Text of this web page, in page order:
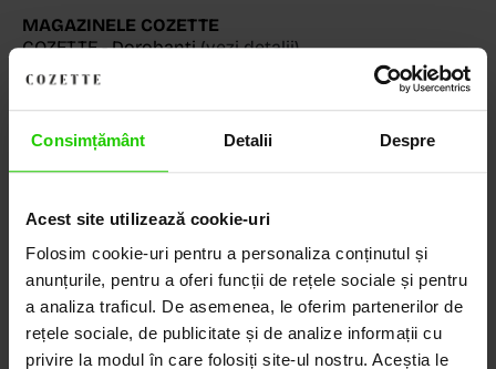
Consimțământ Detalii Despre
Acest site utilizează cookie-uri
Folosim cookie-uri pentru a personaliza conținutul și
anunțurile, pentru a oferi funcții de rețele sociale și pentru
a analiza traficul. De asemenea, le oferim partenerilor de
rețele sociale, de publicitate și de analize informații cu
privire la modul în care folosiți site-ul nostru. Aceștia le
MAGAZINELE COZETTE
COZETTE - Dorobanți(vezi detalii)
COZETTE - Sediu central
Babilonia, Auchan Dr. Taberei, Bucuresti
(vezi detalii)
Descoperă Lumea COZETTE,
LOCUL UNDE STILUL
DEVINE ARTĂ!
COZETTE este destinația ta de top pentru bijuterii
elegante și rafinate, create cu măiestrie și pasiune.